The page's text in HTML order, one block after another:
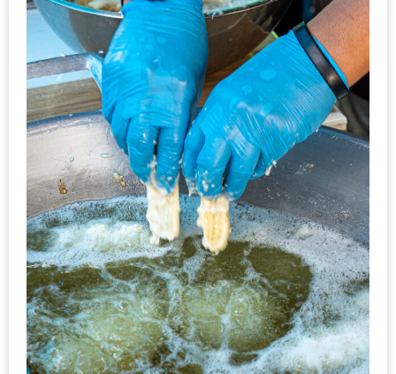
ฟิน
กิน
เพลิน
HFG
E-
NEWS
GAME
(SABAI
SEAFOOD)
HOMEPRO
FAIR
2017